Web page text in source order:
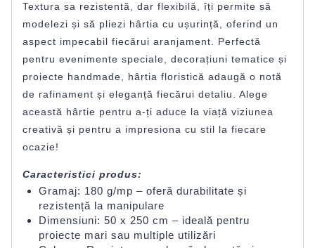
Textura sa rezistentă, dar flexibilă, îți permite să
modelezi și să pliezi hârtia cu ușurință, oferind un
aspect impecabil fiecărui aranjament. Perfectă
pentru evenimente speciale, decorațiuni tematice și
proiecte handmade, hârtia floristică adaugă o notă
de rafinament și eleganță fiecărui detaliu. Alege
această hârtie pentru a-ți aduce la viață viziunea
creativă și pentru a impresiona cu stil la fiecare
ocazie!
Caracteristici produs:
Gramaj: 180 g/mp – oferă durabilitate și
rezistență la manipulare
Dimensiuni: 50 x 250 cm – ideală pentru
proiecte mari sau multiple utilizări